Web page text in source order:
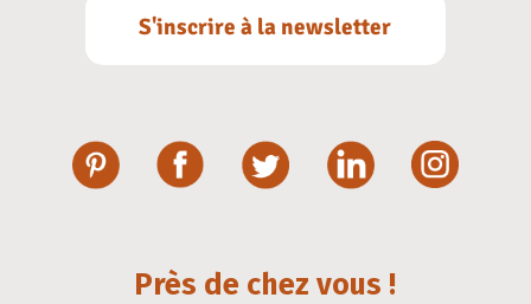
S'inscrire à la newsletter
Près de chez vous !